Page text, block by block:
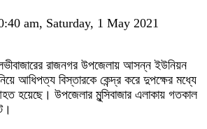
am, Saturday, 1 May 2021
রাজনগর উপজেলায় আসন্ন ইউনিয়ন
আধিপত্য বিস্তারকে কেন্দ্র করে দুপক্ষের মধ্যে
হয়েছে। উপজেলার মুন্সিবাজার এলাকায় গতকাল